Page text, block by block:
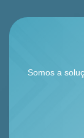
Somos a